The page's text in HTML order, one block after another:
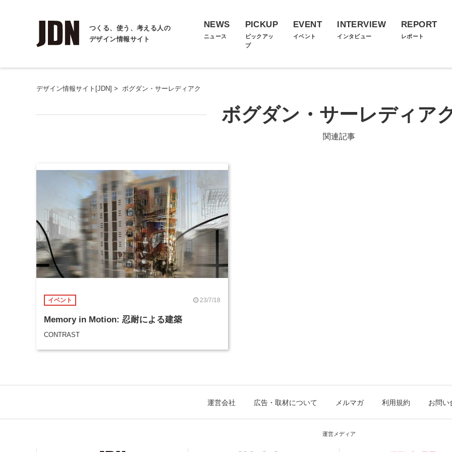
つくる、使う、考える人の
デザイン情報サイト
NEWS
ニュース
PICKUP
ピックアッ
プ
EVENT
イベント
INTERVIEW
インタビュー
REPORT
レポート
デザイン情報サイト[JDN] > ボグダン・サーレディアク
ボグダン・サーレディア
関連記事
イベント 23/7/18
Memory in Motion: 忍耐による建築
CONTRAST
運営会社 広告・取材について メルマガ 利用規約 お問い
運営メディア